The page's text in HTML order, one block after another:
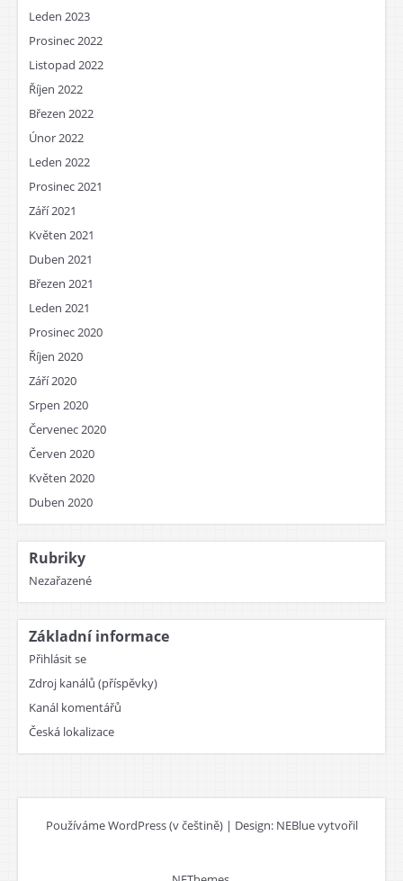
Leden 2023
Prosinec 2022
Listopad 2022
Říjen 2022
Březen 2022
Únor 2022
Leden 2022
Prosinec 2021
Září 2021
Květen 2021
Duben 2021
Březen 2021
Leden 2021
Prosinec 2020
Říjen 2020
Září 2020
Srpen 2020
Červenec 2020
Červen 2020
Květen 2020
Duben 2020
Rubriky
Nezařazené
Základní informace
Přihlásit se
Zdroj kanálů (příspěvky)
Kanál komentářů
Česká lokalizace
Používáme WordPress (v češtině) | Design: NEBlue vytvořil